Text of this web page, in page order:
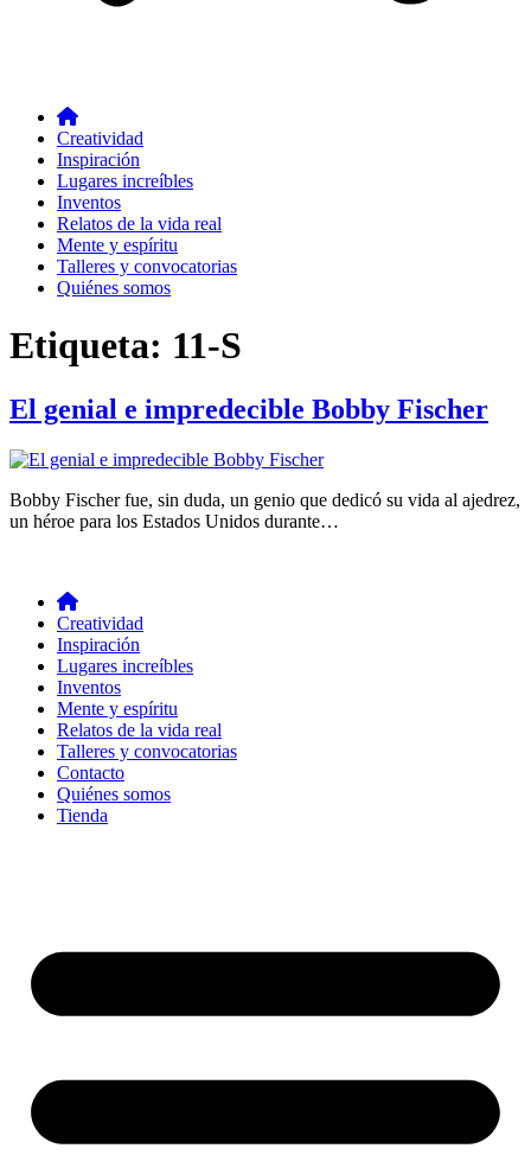
Creatividad
Inspiración
Lugares increíbles
Inventos
Relatos de la vida real
Mente y espíritu
Talleres y convocatorias
Quiénes somos
Etiqueta: 11-S
El genial e impredecible Bobby Fischer
Bobby Fischer fue, sin duda, un genio que dedicó su vida al ajedrez,
un héroe para los Estados Unidos durante…
Creatividad
Inspiración
Lugares increíbles
Inventos
Mente y espíritu
Relatos de la vida real
Talleres y convocatorias
Contacto
Quiénes somos
Tienda